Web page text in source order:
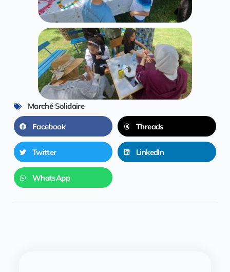
Marché Solidaire
Facebook Threads
Twitter LinkedIn
WhatsApp